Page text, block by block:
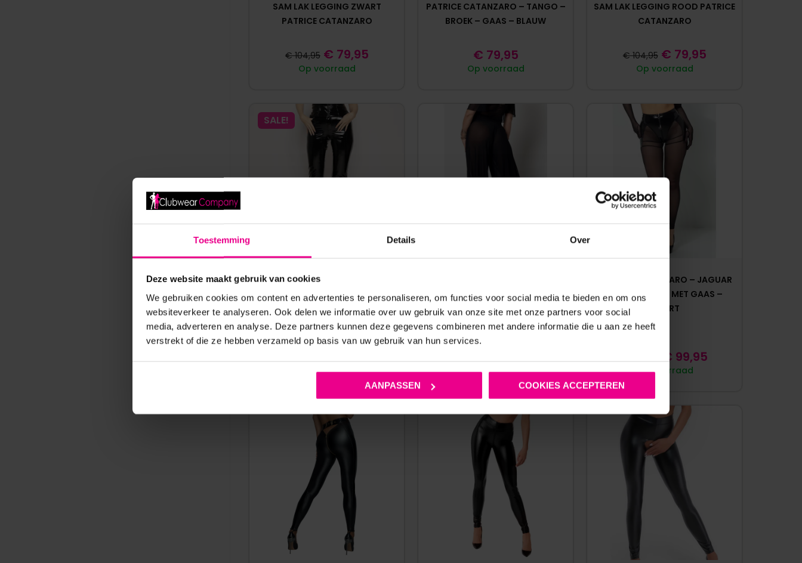
Toestemming Details Over
Deze website maakt gebruik van cookies
We gebruiken cookies om content en advertenties te personaliseren, om functies voor social media te bieden en om ons
websiteverkeer te analyseren. Ook delen we informatie over uw gebruik van onze site met onze partners voor social
media, adverteren en analyse. Deze partners kunnen deze gegevens combineren met andere informatie die u aan ze heeft
verstrekt of die ze hebben verzameld op basis van uw gebruik van hun services.
AANPASSEN COOKIES ACCEPTEREN
SAM LAK LEGGING ZWART
PATRICE CATANZARO
Op voorraad
€104,95 € 79,95
PATRICE CATANZARO – TANGO –
BROEK – GAAS – BLAUW
Op voorraad
€ 79,95
SAM LAK LEGGING ROOD PATRICE
CATANZARO
Op voorraad
€104,95 € 79,95
SALE!
PATRICE CATANZARO –
STRATOSPHERE – BROEK – HOGE
TAILLE – WIJDE PIJPEN – LAK –
ZWART
Op voorraad
TRANSPARANTE MESH BROEK MET
ELASTISCHE TAILLE
Op voorraad
PATRICE CATANZARO – JAGUAR
LEGGING – LAK MET GAAS –
ZWART
Op voorraad
€ 99,95